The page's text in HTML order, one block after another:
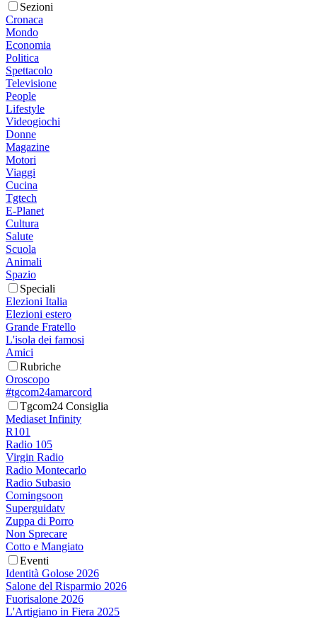
Sezioni
Cronaca
Mondo
Economia
Politica
Spettacolo
Televisione
People
Lifestyle
Videogiochi
Donne
Magazine
Motori
Viaggi
Cucina
Tgtech
E-Planet
Cultura
Salute
Scuola
Animali
Spazio
Speciali
Elezioni Italia
Elezioni estero
Grande Fratello
L'isola dei famosi
Amici
Rubriche
Oroscopo
#tgcom24amarcord
Tgcom24 Consiglia
Mediaset Infinity
R101
Radio 105
Virgin Radio
Radio Montecarlo
Radio Subasio
Comingsoon
Superguidatv
Zuppa di Porro
Non Sprecare
Cotto e Mangiato
Eventi
Identità Golose 2026
Salone del Risparmio 2026
Fuorisalone 2026
L'Artigiano in Fiera 2025